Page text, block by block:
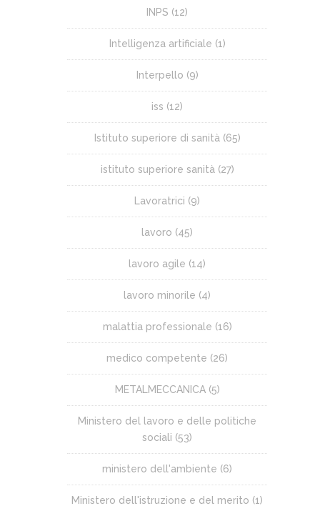
INPS (12)
Intelligenza artificiale (1)
Interpello (9)
iss (12)
Istituto superiore di sanità(65)
istituto superiore sanità(27)
Lavoratrici (9)
lavoro (45)
lavoro agile (14)
lavoro minorile (4)
malattia professionale (16)
medico competente (26)
METALMECCANICA(5)
Ministero del lavoro e delle politiche
sociali (53)
ministero dell'ambiente (6)
Ministero dell'istruzione e del merito (1)